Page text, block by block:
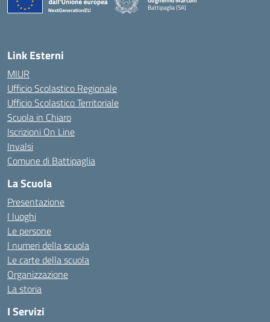
Battipaglia (SA)
— Visita la pagina iniziale della scuola
Link Esterni
MIUR
Ufficio Scolastico Regionale
Ufficio Scolastico Territoriale
Scuola in Chiaro
Iscrizioni On Line
Invalsi
Comune di Battipaglia
La Scuola
Presentazione
I luoghi
Le persone
I numeri della scuola
Le carte della scuola
Organizzazione
La storia
I Servizi